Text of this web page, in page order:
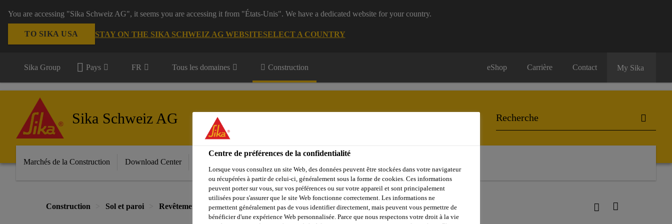
You are accessing "Sika Schweiz AG", it seems you are accessing it from "États-Unis". We have a dedicated website for your country.
TO SIKA USA STAY ON THE SIKA SCHWEIZ AG WEBSITESELECT A COUNTRY
Sika Group Pays FR Tous les domaines Construction eShop Carrière Contact My Sika
Sika Schweiz AG
Marchés de la Construction Download Center
Construction Sol et paroi Revêtements Polyuréthane / Polyurée / Polyaspartique Sikafloor®-530
Centre de préférences de la confidentialité
Lorsque vous consultez un site Web, des données peuvent être stockées dans votre navigateur
ou récupérées à partir de celui-ci, généralement sous la forme de cookies. Ces informations
peuvent porter sur vous, sur vos préférences ou sur votre appareil et sont principalement
utilisées pour s'assurer que le site Web fonctionne correctement. Les informations ne
permettent généralement pas de vous identifier directement, mais peuvent vous permettre de
bénéficier d'une expérience Web personnalisée. Parce que nous respectons votre droit à la vie